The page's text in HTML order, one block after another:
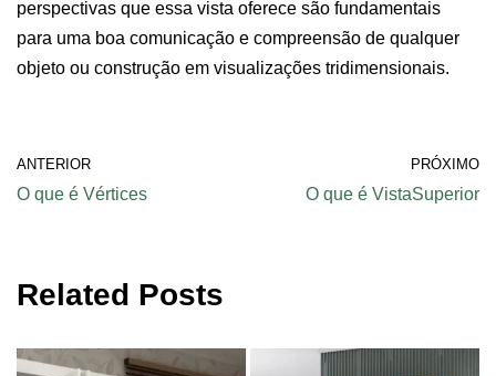
perspectivas que essa vista oferece são fundamentais
para uma boa comunicação e compreensão de qualquer
objeto ou construção em visualizações tridimensionais.
ANTERIOR
O que é Vértices
PRÓXIMO
O que é VistaSuperior
Related Posts